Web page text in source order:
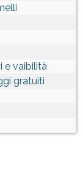
e vaibilità
gratuiti